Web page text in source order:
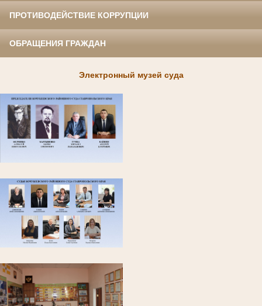
ПРОТИВОДЕЙСТВИЕ КОРРУПЦИИ
ОБРАЩЕНИЯ ГРАЖДАН
Электронный музей суда